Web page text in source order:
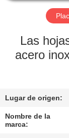
SOBRE
LA
FÁBRICA
Las
acero
Lugar de origen:
Nombre de la
marca: